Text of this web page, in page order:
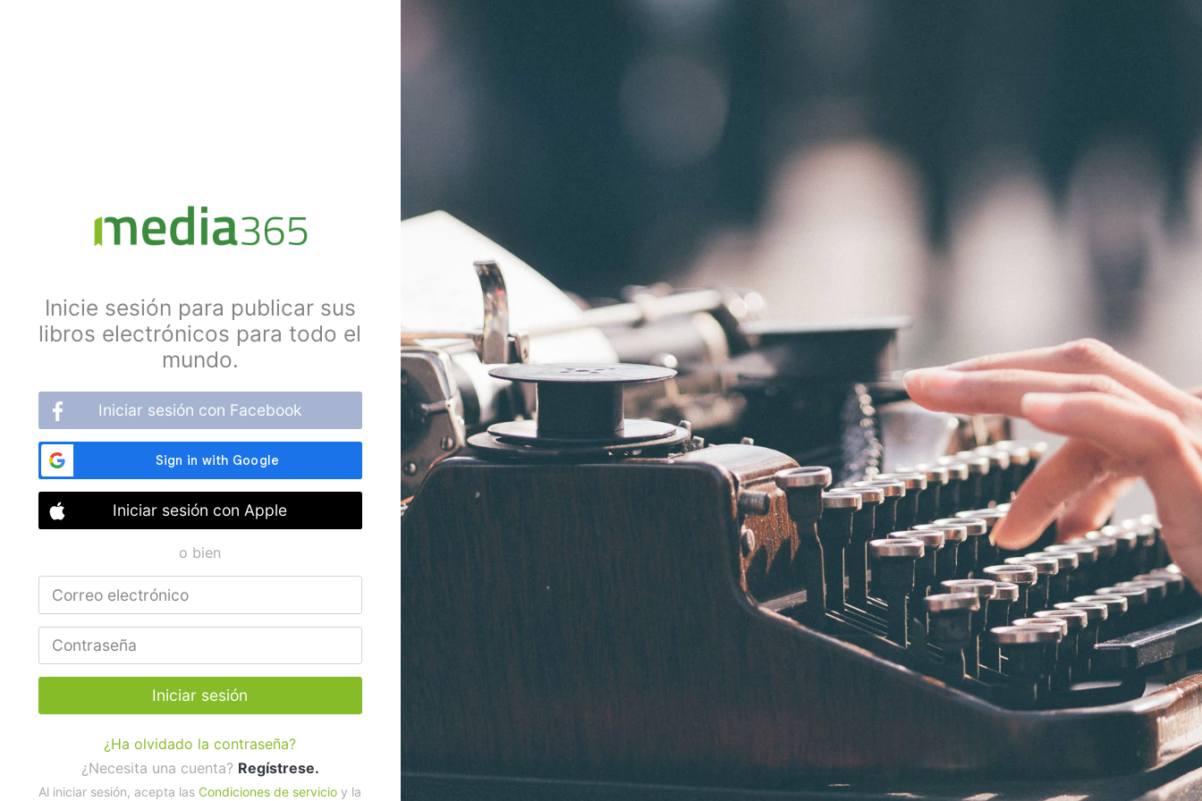
Inicie sesión para publicar sus
libros electrónicos para todo el
mundo.
Iniciar sesión con Facebook
Iniciar sesión con Apple
o bien
Iniciar sesión
¿Ha olvidado la contraseña?
¿Necesita una cuenta? Regístrese.
Al iniciar sesión, acepta las Condiciones de servicio y la